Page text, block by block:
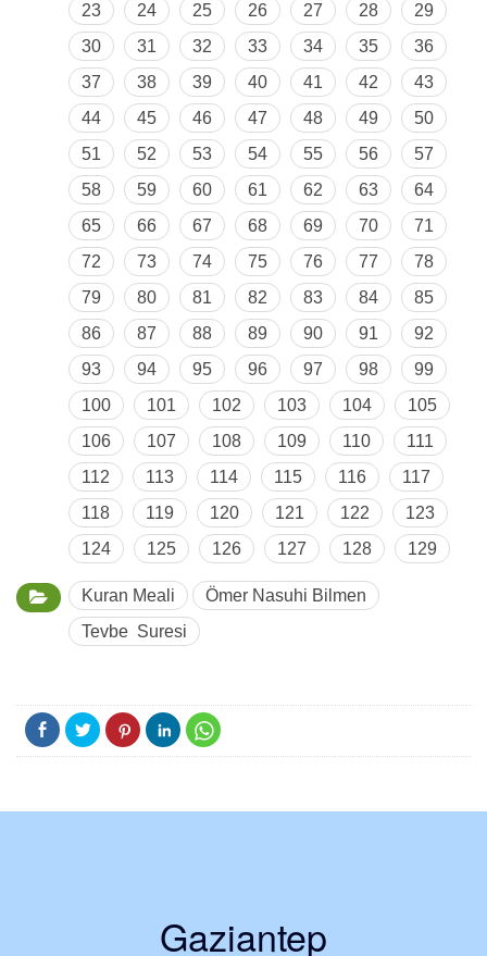
23
24 25 26 27 28
29
30
31 32 33 34 35
36
37
38 39 40 41 42
43
44
45 46 47 48 49
50
51
52 53 54 55 56
57
58
59 60 61 62 63
64
65
66 67 68 69 70
71
72
73 74 75 76 77
78
79
80 81 82 83 84
85
86
87 88 89 90 91
92
93
94 95 96 97 98
99
100
101 102 103 104
105
106
107 108 109 110
111
112
113 114 115 116
117
118
119 120 121 122
123
124
125 126 127 128 129
Kuran Meali
Ömer Nasuhi Bilmen
Tevbe Suresi
Gaziantep